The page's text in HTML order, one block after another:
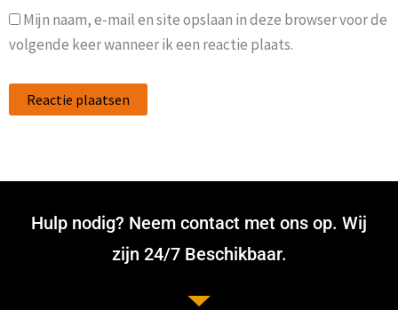
Mijn naam, e-mail en site opslaan in deze browser voor de
volgende keer wanneer ik een reactie plaats.
Hulp nodig? Neem contact met ons op. Wij
zijn 24/7 Beschikbaar.